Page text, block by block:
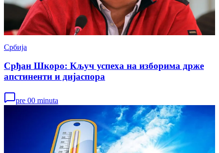
Србија
Срђан Шкоро: Кључ успеха на изборима држе
апстиненти и дијаспора
pre 00 minuta